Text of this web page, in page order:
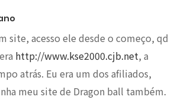
site, acesso ele desde o começo, qd
http://www.kse2000.cjb.net, a
atrás. Eu era um dos afiliados,
meu site de Dragon ball também.